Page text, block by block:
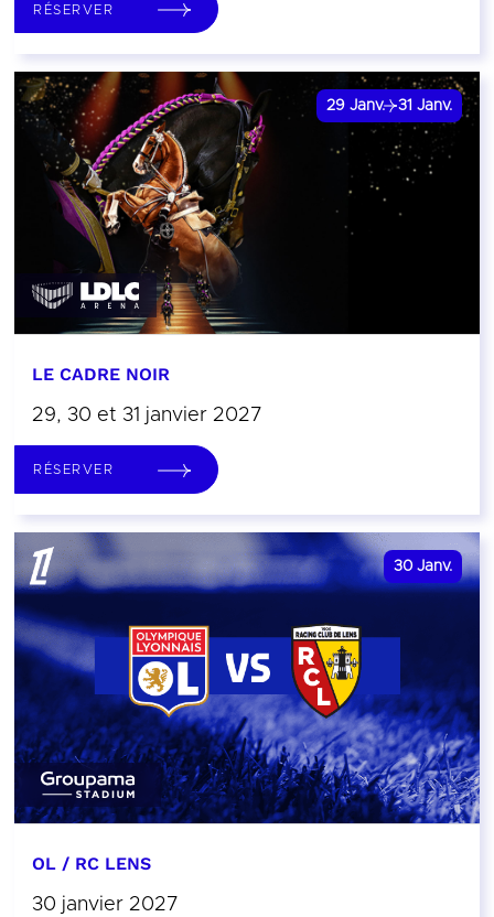
RÉSERVER
29 Janv. 31 Janv.
LE CADRE NOIR
29, 30 et 31 janvier 2027
RÉSERVER
30 Janv.
OL / RC LENS
30 janvier 2027